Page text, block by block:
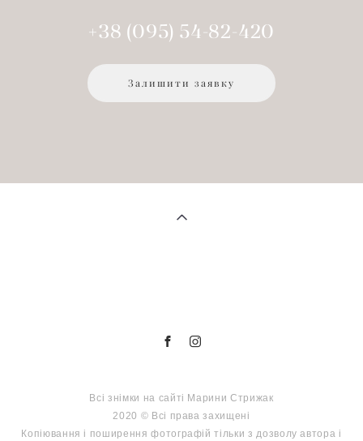
+38 (095) 54-82-420
Залишити заявку
Всі знімки на сайті Марини Стрижак
2020 © Всі права захищені
Копіювання і поширення фотографій тільки з дозволу автора і